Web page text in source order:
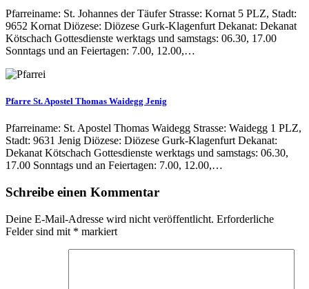
Pfarreiname: St. Johannes der Täufer Strasse: Kornat 5 PLZ, Stadt:
9652 Kornat Diözese: Diözese Gurk-Klagenfurt Dekanat: Dekanat
Kötschach Gottesdienste werktags und samstags: 06.30, 17.00
Sonntags und an Feiertagen: 7.00, 12.00,…
Pfarre St. Apostel Thomas Waidegg Jenig
Pfarreiname: St. Apostel Thomas Waidegg Strasse: Waidegg 1 PLZ,
Stadt: 9631 Jenig Diözese: Diözese Gurk-Klagenfurt Dekanat:
Dekanat Kötschach Gottesdienste werktags und samstags: 06.30,
17.00 Sonntags und an Feiertagen: 7.00, 12.00,…
Schreibe einen Kommentar
Deine E-Mail-Adresse wird nicht veröffentlicht. Erforderliche
Felder sind mit * markiert